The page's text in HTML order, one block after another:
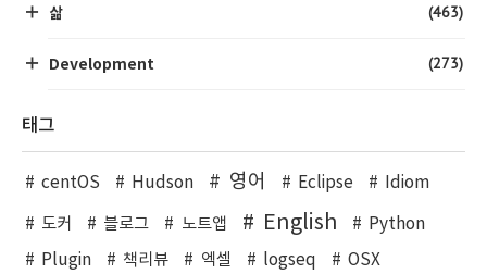
삶 (463)
Development (273)
태그
centOS Hudson 영어 Eclipse Idiom
도커 블로그 노트앱 English
Python
Plugin
책리뷰 엑셀 logseq
OSX